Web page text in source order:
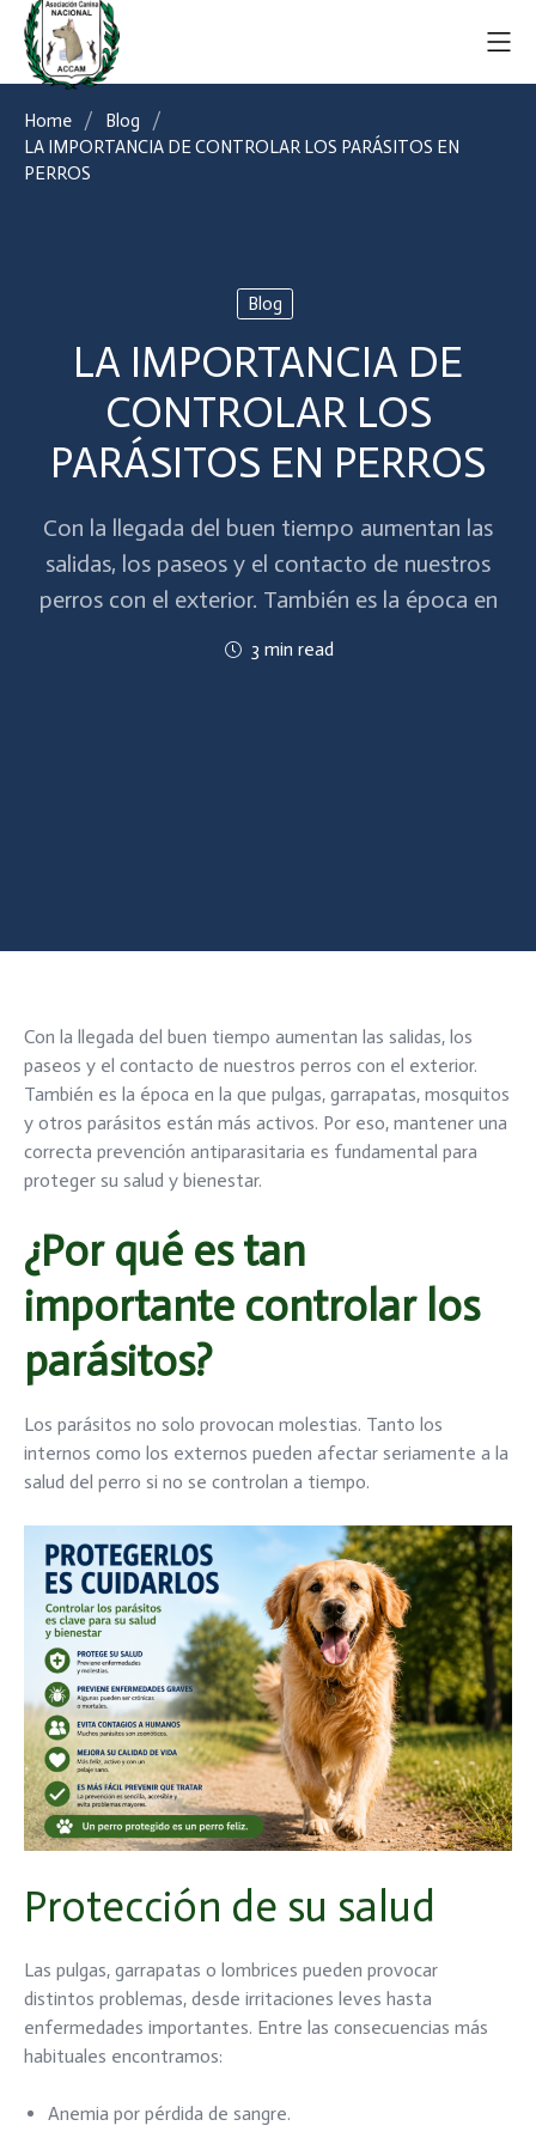
Home
Blog
LA IMPORTANCIA DE CONTROLAR LOS PARÁSITOS EN
PERROS
Blog
LA IMPORTANCIA DE
CONTROLAR LOS
PARÁSITOS EN PERROS
Con la llegada del buen tiempo aumentan las
salidas, los paseos y el contacto de nuestros
perros con el exterior. También es la época en
3 min read
Con la llegada del buen tiempo aumentan las salidas, los
paseos y el contacto de nuestros perros con el exterior.
También es la época en la que pulgas, garrapatas, mosquitos
y otros parásitos están más activos. Por eso, mantener una
correcta prevención antiparasitaria es fundamental para
proteger su salud y bienestar.
¿Por qué es tan
importante controlar los
parásitos?
Los parásitos no solo provocan molestias. Tanto los
internos como los externos pueden afectar seriamente a la
salud del perro si no se controlan a tiempo.
Protección de su salud
Las pulgas, garrapatas o lombrices pueden provocar
distintos problemas, desde irritaciones leves hasta
enfermedades importantes. Entre las consecuencias más
habituales encontramos:
Anemia por pérdida de sangre.